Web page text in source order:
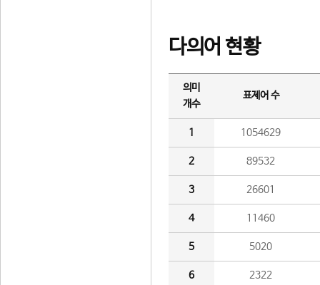
다의어 현황
의미
개수
표제어 수
1 1054629
2 89532
3 26601
4 11460
5 5020
6 2322